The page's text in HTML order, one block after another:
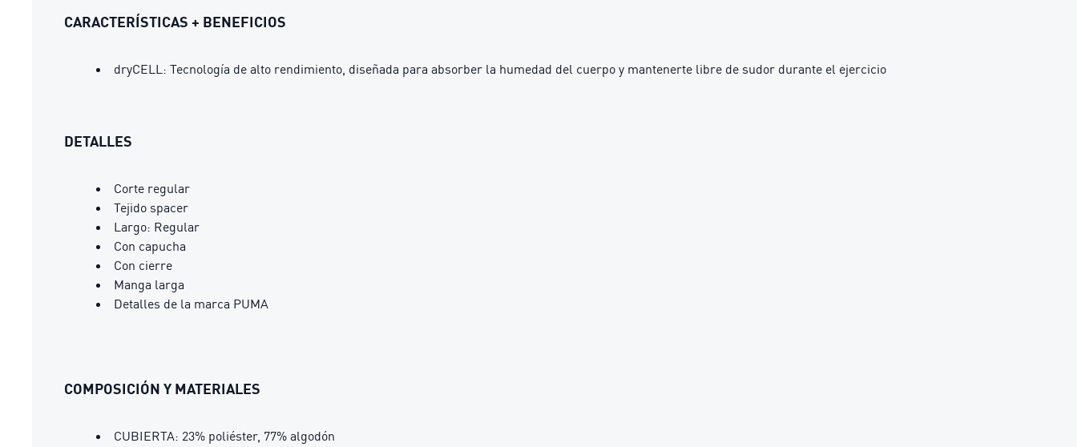
CARACTERÍSTICAS + BENEFICIOS
dryCELL: Tecnología de alto rendimiento, diseñada para absorber la humedad del cuerpo y mantenerte libre de sudor durante el ejercicio
DETALLES
Corte regular
Tejido spacer
Largo: Regular
Con capucha
Con cierre
Manga larga
Detalles de la marca PUMA
COMPOSICIÓN Y MATERIALES
CUBIERTA: 23% poliéster, 77% algodón